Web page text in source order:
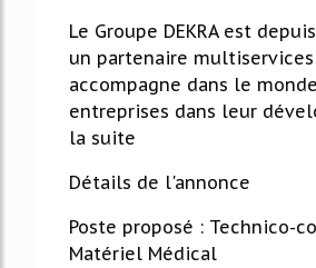
Le Groupe DEKRA est
un partenaire
accompagne dans le
entreprises dans leur
la suite
Détails de l'annonce
Poste proposé : Technico-
Matériel Médical